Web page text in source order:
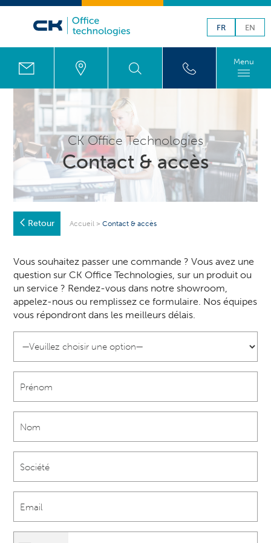
FR EN
Menu
CK Office Technologies
Contact & accès
Retour Accueil >Contact & accès
Vous souhaitez passer une commande ? Vous avez une
question sur CK Office Technologies, sur un produit ou
un service ? Rendez-vous dans notre showroom,
appelez-nous ou remplissez ce formulaire. Nos équipes
vous répondront dans les meilleurs délais.